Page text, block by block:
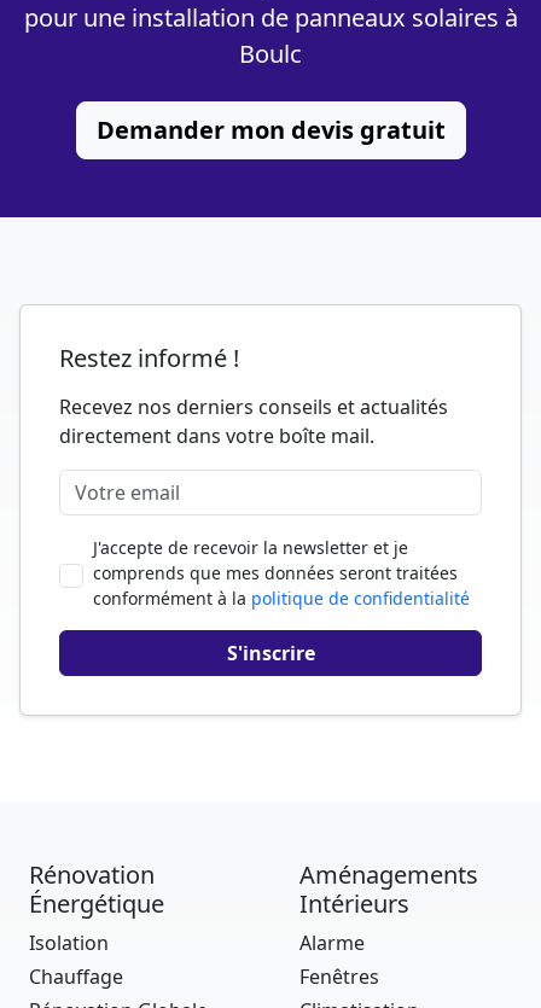
pour une installation de panneaux solaires à
Boulc
Demander mon devis gratuit
Restez informé !
Recevez nos derniers conseils et actualités
directement dans votre boîte mail.
J'accepte de recevoir la newsletter et je
comprends que mes données seront traitées
conformément à la politique de confidentialité
Rénovation
Énergétique
Isolation
Chauffage
Aménagements
Intérieurs
Alarme
Fenêtres